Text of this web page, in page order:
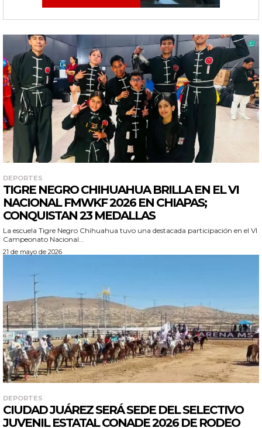
DEPORTES
TIGRE NEGRO CHIHUAHUA BRILLA EN EL VI
NACIONAL FMWKF 2026 EN CHIAPAS;
CONQUISTAN 23 MEDALLAS
La escuela Tigre Negro Chihuahua tuvo una destacada participación en el VI
Campeonato Nacional...
21 de mayo de 2026
DEPORTES
CIUDAD JUÁREZ SERÁ SEDE DEL SELECTIVO
JUVENIL ESTATAL CONADE 2026 DE RODEO